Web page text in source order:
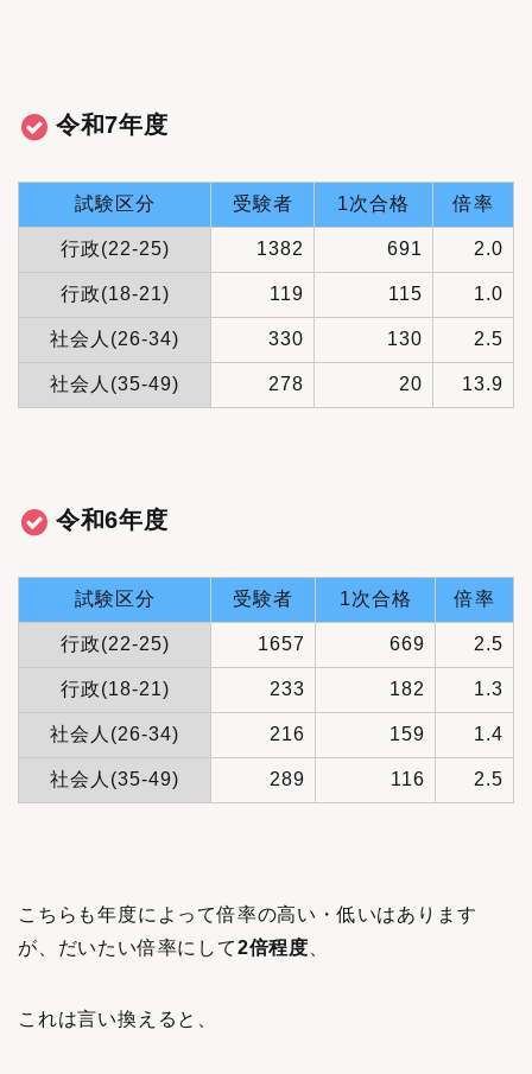
令和7年度
試験区分 受験者 1次合格 倍率
行政(22-25) 1382 691 2.0
行政(18-21) 119 115 1.0
社会人(26-34) 330 130 2.5
社会人(35-49) 278 20 13.9
令和6年度
試験区分 受験者 1次合格 倍率
行政(22-25) 1657 669 2.5
行政(18-21) 233 182 1.3
社会人(26-34) 216 159 1.4
社会人(35-49) 289 116 2.5
こちらも年度によって倍率の高い・低いはあります
が、だいたい倍率にして2倍程度、
これは言い換えると、